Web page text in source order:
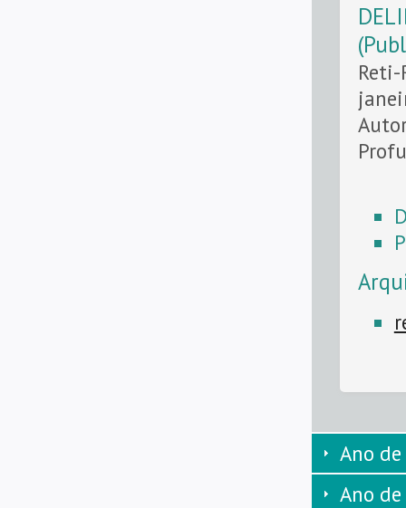
Reti-
Ano
Ano